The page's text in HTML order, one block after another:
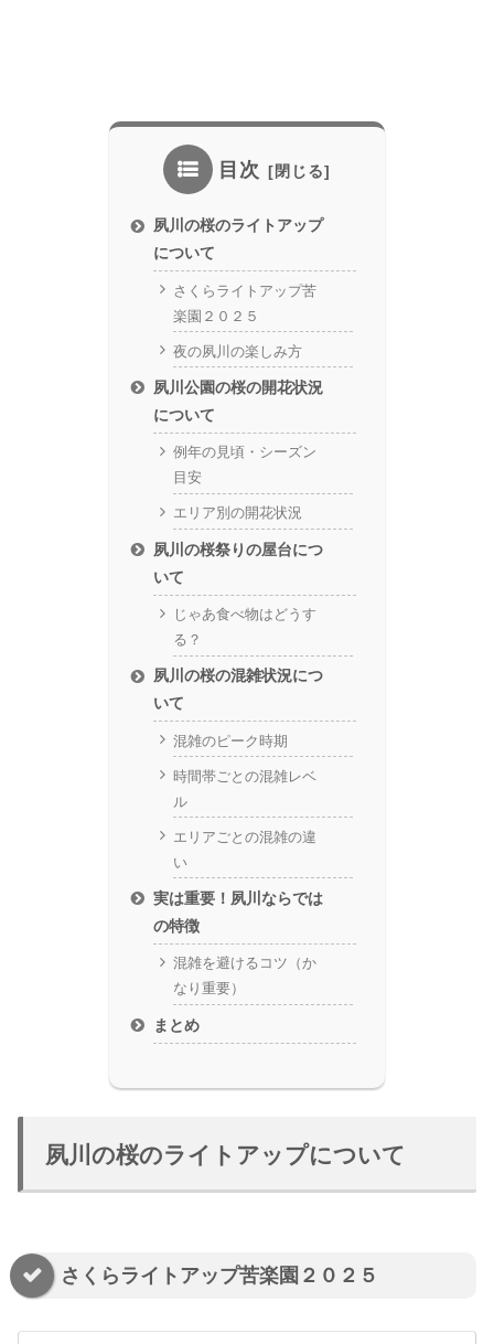
目次
夙川の桜のライトアップ
について
さくらライトアップ苦
楽園２０２５
夜の夙川の楽しみ方
夙川公園の桜の開花状況
について
例年の見頃・シーズン
目安
エリア別の開花状況
夙川の桜祭りの屋台につ
いて
じゃあ食べ物はどうす
る？
夙川の桜の混雑状況につ
いて
混雑のピーク時期
時間帯ごとの混雑レベ
ル
エリアごとの混雑の違
い
実は重要！夙川ならでは
の特徴
混雑を避けるコツ（か
なり重要）
まとめ
夙川の桜のライトアップについて
さくらライトアップ苦楽園２０２５